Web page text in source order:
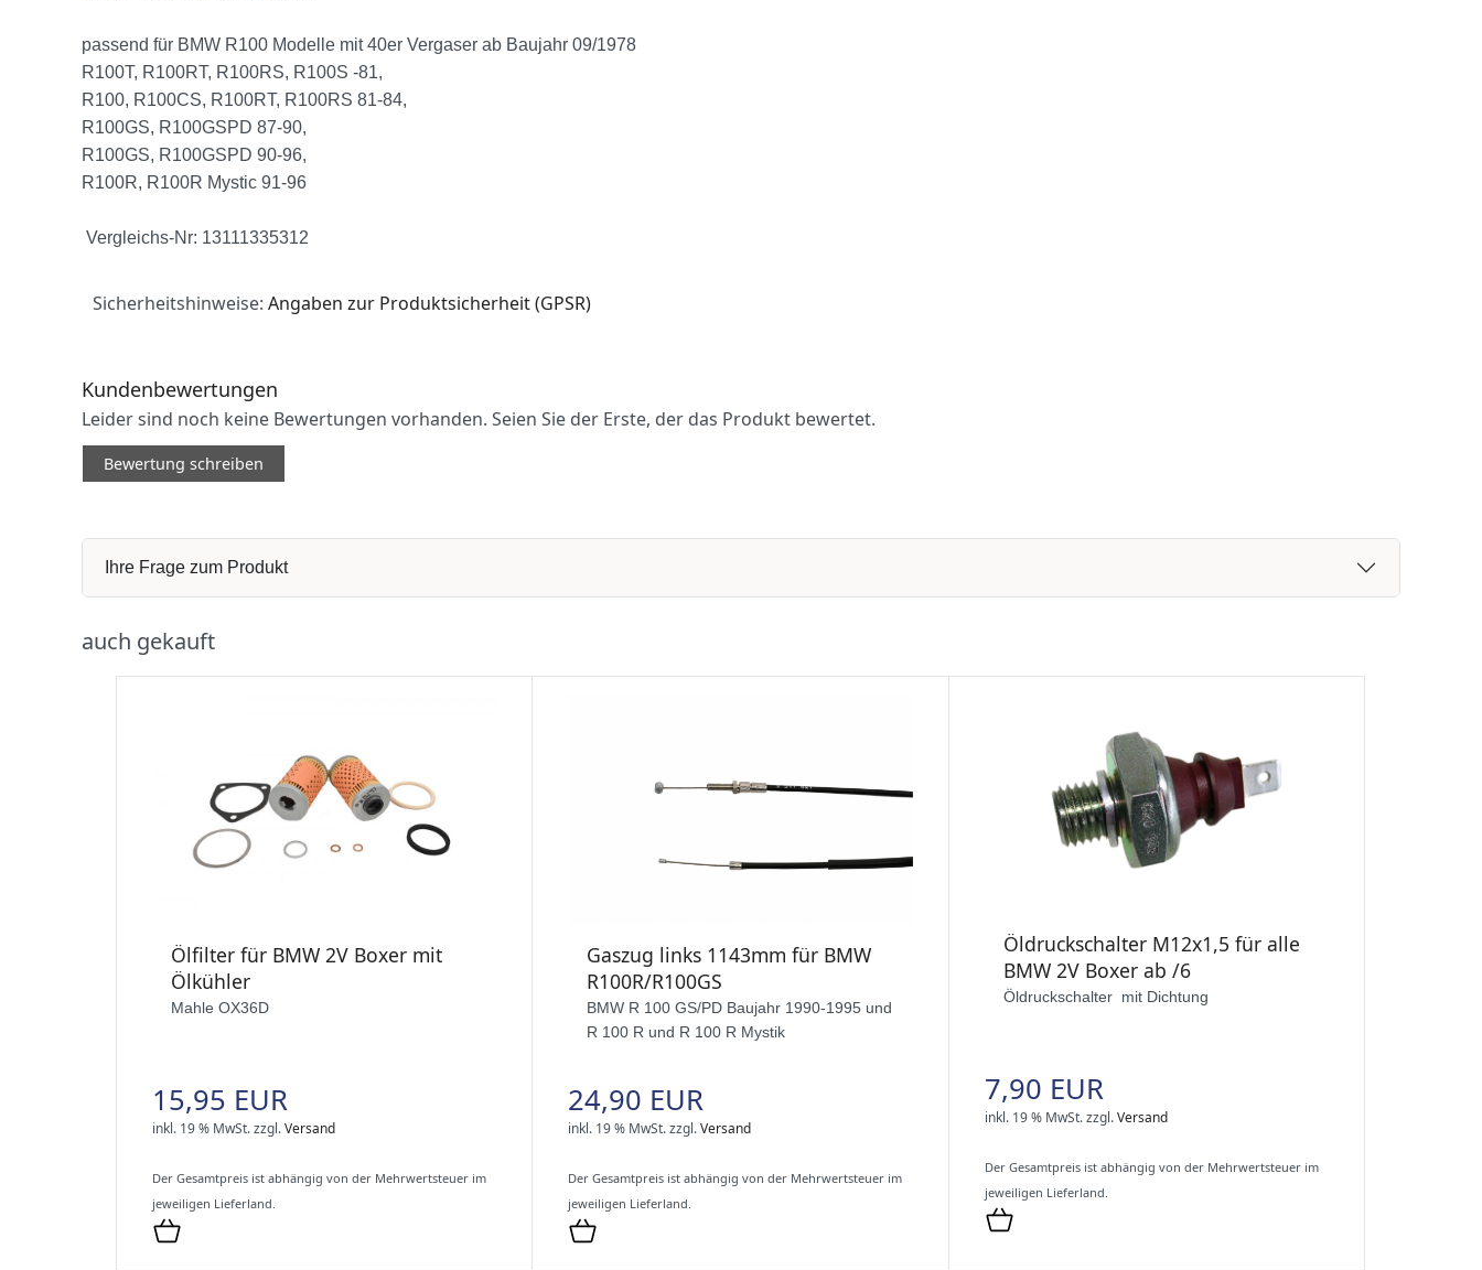
passend für BMW R100 Modelle mit 40er Vergaser ab Baujahr 09/1978
R100T, R100RT, R100RS, R100S -81,
R100, R100CS, R100RT, R100RS 81-84,
R100GS, R100GSPD 87-90,
R100GS, R100GSPD 90-96,
R100R, R100R Mystic 91-96
Vergleichs-Nr: 13111335312
Sicherheitshinweise: Angaben zur Produktsicherheit (GPSR)
Kundenbewertungen
Leider sind noch keine Bewertungen vorhanden. Seien Sie der Erste, der das Produkt bewertet.
Bewertung schreiben
Ihre Frage zum Produkt
auch gekauft
Ölfilter für BMW 2V Boxer mit
Ölkühler
Mahle OX36D
15,95 EUR
inkl. 19 % MwSt.zzgl.Versand
Der Gesamtpreis ist abhängig von der Mehrwertsteuer im
jeweiligen Lieferland.
Gaszug links 1143mm für BMW
R100R/R100GS
BMW R 100 GS/PD Baujahr 1990-1995 und
R 100 R und R 100 R Mystik
24,90 EUR
inkl. 19 % MwSt.zzgl.Versand
Der Gesamtpreis ist abhängig von der Mehrwertsteuer im
jeweiligen Lieferland.
Öldruckschalter M12x1,5 für alle
BMW 2V Boxer ab /6
Öldruckschalter mit Dichtung
7,90 EUR
inkl. 19 % MwSt.zzgl.Versand
Der Gesamtpreis ist abhängig von der Mehrwertsteuer im
jeweiligen Lieferland.